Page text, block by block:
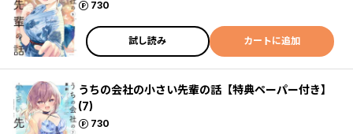
730
ポイント
試し読み カートに追加
うちの会社の小さい先輩の話【特典ペーパー付き】
(7)
730
ポイント